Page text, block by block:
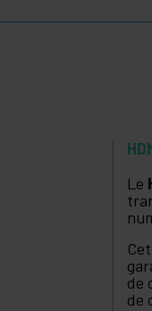
Le
de
de